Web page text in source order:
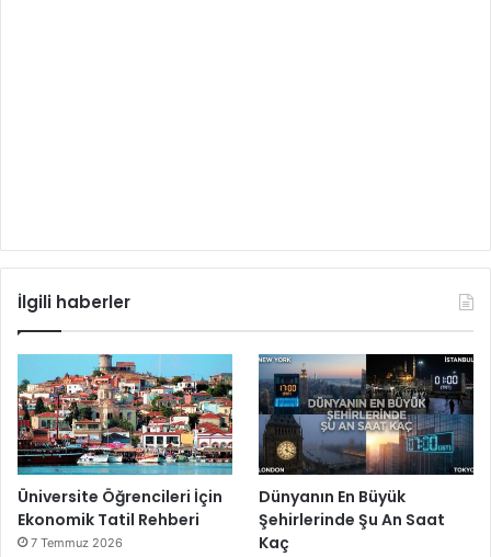
İlgili haberler
Üniversite Öğrencileri İçin
Ekonomik Tatil Rehberi
7 Temmuz 2026
Dünyanın En Büyük
Şehirlerinde Şu An Saat
Kaç